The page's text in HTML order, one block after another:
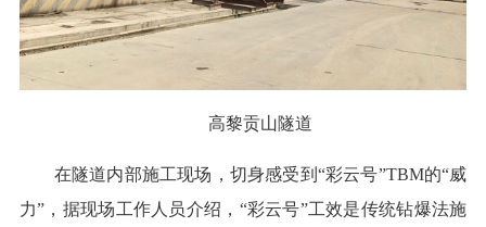
高黎贡山隧道
在隧道内部施工现场，切身感受到“彩云号”TBM的“威
力”，据现场工作人员介绍，“彩云号”工效是传统钻爆法施